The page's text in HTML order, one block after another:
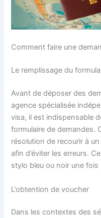
Comment faire une
Le remplissage du
Avant de déposer des
agence spécialisée
visa, il est indispensable
formulaire de demandes.
résolution de recourir à
afin d’éviter les erreurs.
stylo bleu ou noir une
L’obtention de voucher
Dans les contextes des